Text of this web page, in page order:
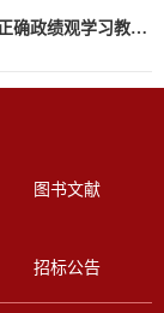
开封智慧健康职业学院举办树立和践行正确政绩观学习教育读书班
图书文献
招标公告